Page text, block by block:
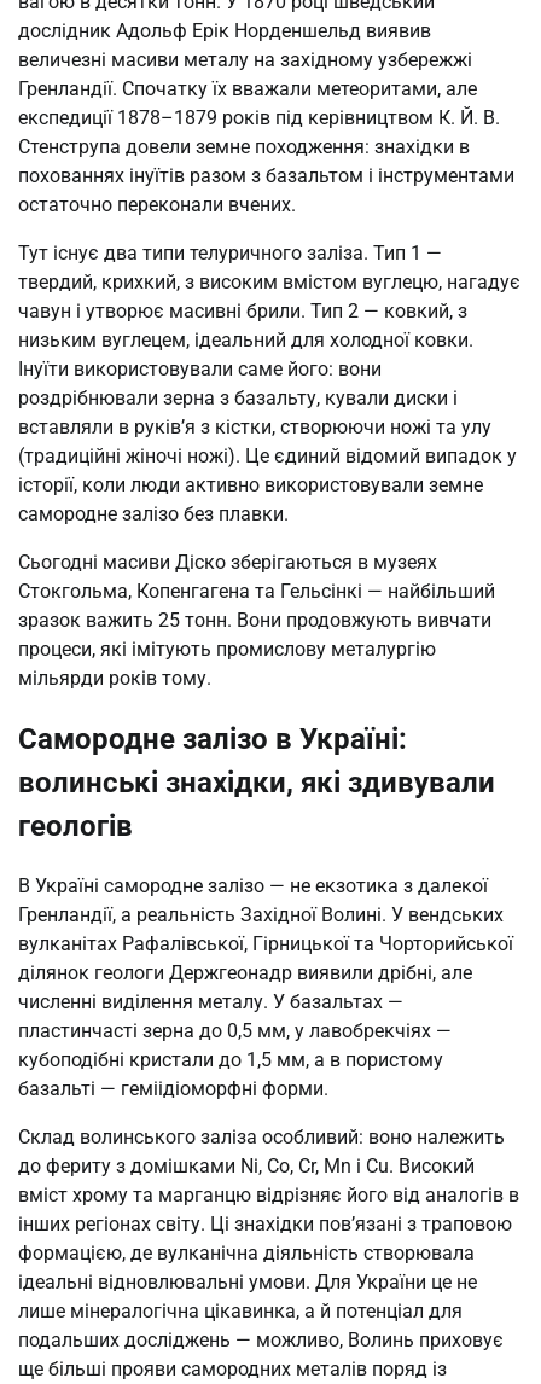
дослідник Адольф Ерік Норденшельд виявив
величезні масиви металу на західному узбережжі
Гренландії. Спочатку їх вважали метеоритами, але
експедиції 1878–1879 років під керівництвом К. Й. В.
Стенструпа довели земне походження: знахідки в
похованнях інуїтів разом з базальтом і інструментами
остаточно переконали вчених.
Тут існує два типи телуричного заліза. Тип 1 —
твердий, крихкий, з високим вмістом вуглецю, нагадує
чавун і утворює масивні брили. Тип 2 — ковкий, з
низьким вуглецем, ідеальний для холодної ковки.
Інуїти використовували саме його: вони
роздрібнювали зерна з базальту, кували диски і
вставляли в руків’я з кістки, створюючи ножі та улу
(традиційні жіночі ножі). Це єдиний відомий випадок у
історії, коли люди активно використовували земне
самородне залізо без плавки.
Сьогодні масиви Діско зберігаються в музеях
Стокгольма, Копенгагена та Гельсінкі — найбільший
зразок важить 25 тонн. Вони продовжують вивчати
процеси, які імітують промислову металургію
мільярди років тому.
Самородне залізо в Україні:
волинські знахідки, які здивували
геологів
В Україні самородне залізо — не екзотика з далекої
Гренландії, а реальність Західної Волині. У вендських
вулканітах Рафалівської, Гірницької та Чорторийської
ділянок геологи Держгеонадр виявили дрібні, але
численні виділення металу. У базальтах —
пластинчасті зерна до 0,5 мм, у лавобрекчіях —
кубоподібні кристали до 1,5 мм, а в пористому
базальті — геміідіоморфні форми.
Склад волинського заліза особливий: воно належить
до фериту з домішками Ni, Co, Cr, Mn і Cu. Високий
вміст хрому та марганцю відрізняє його від аналогів в
інших регіонах світу. Ці знахідки пов’язані з траповою
формацією, де вулканічна діяльність створювала
ідеальні відновлювальні умови. Для України це не
лише мінералогічна цікавинка, а й потенціал для
подальших досліджень — можливо, Волинь приховує
ще більші прояви самородних металів поряд із